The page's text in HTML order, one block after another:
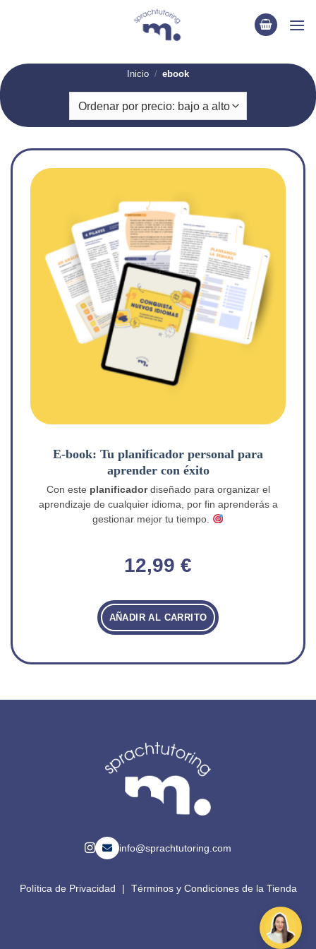
Inicio / ebook
E-book: Tu planificador personal para
aprender con éxito
12,99 €
Con este planificadordiseñado para organizar el
aprendizaje de cualquier idioma, por fin aprenderás a
gestionar mejor tu tiempo.
AÑADIR AL CARRITO
info@sprachtutoring.com
Política de Privacidad | Términos y Condiciones de la Tienda